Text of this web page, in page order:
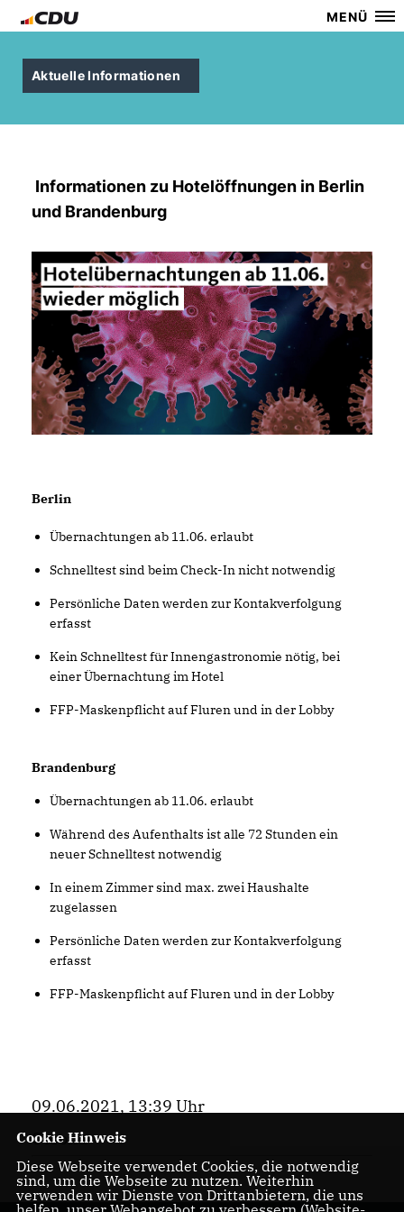
MENÜ
Aktuelle Informationen
Informationen zu Hotelöffnungen in Berlin
und Brandenburg
Berlin
Übernachtungen ab 11.06. erlaubt
Schnelltest sind beim Check-In nicht notwendig
Persönliche Daten werden zur Kontakverfolgung
erfasst
Kein Schnelltest für Innengastronomie nötig, bei
einer Übernachtung im Hotel
FFP-Maskenpflicht auf Fluren und in der Lobby
Brandenburg
Übernachtungen ab 11.06. erlaubt
Während des Aufenthalts ist alle 72 Stunden ein
neuer Schnelltest notwendig
In einem Zimmer sind max. zwei Haushalte
zugelassen
Persönliche Daten werden zur Kontakverfolgung
erfasst
FFP-Maskenpflicht auf Fluren und in der Lobby
09.06.2021, 13:39 Uhr
Corona
Cookie Hinweis
Diese Webseite verwendet Cookies, die notwendig
sind, um die Webseite zu nutzen. Weiterhin
verwenden wir Dienste von Drittanbietern, die uns